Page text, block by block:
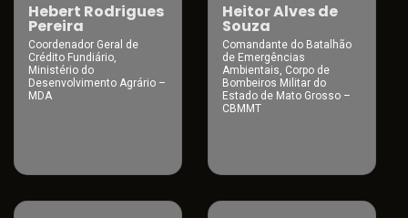
Hebert Rodrigues
Pereira
Coordenador Geral de
Crédito Fundiário,
Ministério do
Desenvolvimento Agrário –
MDA
Heitor Alves de
Souza
Comandante do Batalhão
de Emergências
Ambientais, Corpo de
Bombeiros Militar do
Estado de Mato Grosso –
CBMMT